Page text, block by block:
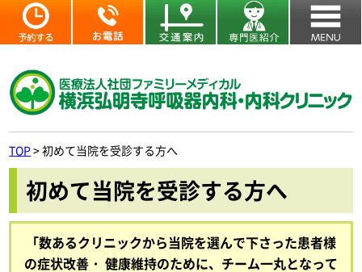
TOP >初めて当院を受診する方へ
初めて当院を受診する方へ
「数あるクリニックから当院を選んで下さった患者様
の症状改善・ 健康維持のために、チーム一丸となって